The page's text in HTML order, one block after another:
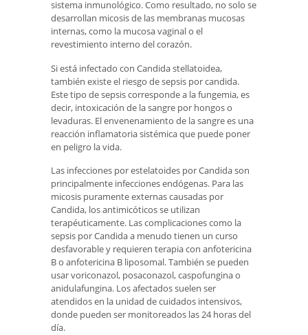
sistema inmunológico. Como resultado, no solo se
desarrollan micosis de las membranas mucosas
internas, como la mucosa vaginal o el
revestimiento interno del corazón.
Si está infectado con Candida stellatoidea,
también existe el riesgo de sepsis por candida.
Este tipo de sepsis corresponde a la fungemia, es
decir, intoxicación de la sangre por hongos o
levaduras. El envenenamiento de la sangre es una
reacción inflamatoria sistémica que puede poner
en peligro la vida.
Las infecciones por estelatoides por Candida son
principalmente infecciones endógenas. Para las
micosis puramente externas causadas por
Candida, los antimicóticos se utilizan
terapéuticamente. Las complicaciones como la
sepsis por Candida a menudo tienen un curso
desfavorable y requieren terapia con anfotericina
B o anfotericina B liposomal. También se pueden
usar voriconazol, posaconazol, caspofungina o
anidulafungina. Los afectados suelen ser
atendidos en la unidad de cuidados intensivos,
donde pueden ser monitoreados las 24 horas del
día.